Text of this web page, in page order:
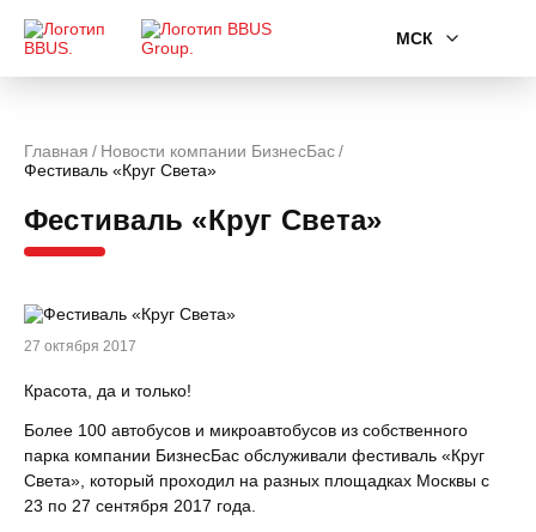
МСК
Главная
Новости компании БизнесБас
Фестиваль «Круг Света»
Фестиваль «Круг Света»
27 октября 2017
Красота, да и только!
Более 100 автобусов и микроавтобусов из собственного
парка компании БизнесБас обслуживали фестиваль «Круг
Света», который проходил на разных площадках Москвы с
23 по 27 сентября 2017 года.